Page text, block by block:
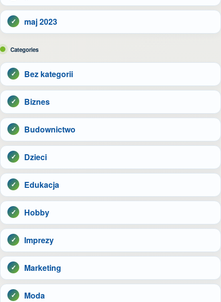
maj 2023
Categories
Bez kategorii
Biznes
Budownictwo
Dzieci
Edukacja
Hobby
Imprezy
Marketing
Moda